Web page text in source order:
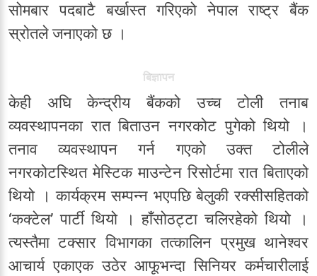
सोमबार पदबाटै बर्खास्त गरिएको नेपाल राष्ट्र बैंक
स्रोतले जनाएको छ ।
बिज्ञापन
केही अघि केन्द्रीय बैंकको उच्च टोली तनाब
व्यवस्थापनका रात बिताउन नगरकोट पुगेको थियो ।
तनाव व्यवस्थापन गर्न गएको उक्त टोलीले
नगरकोटस्थित मेस्टिक माउन्टेन रिसोर्टमा रात बिताएको
थियो । कार्यक्रम सम्पन्न भएपछि बेलुकी रक्सीसहितको
‘कक्टेल’ पार्टी थियो । हाँसोठट्टा चलिरहेको थियो ।
त्यस्तैमा टक्सार विभागका तत्कालिन प्रमुख थानेश्वर
आचार्य एकाएक उठेर आफूभन्दा सिनियर कर्मचारीलाई